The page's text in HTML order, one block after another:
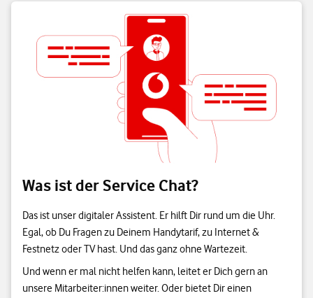
Was ist der Service Chat?
Das ist unser digitaler Assistent. Er hilft Dir rund um die Uhr.
Egal, ob Du Fragen zu Deinem Handytarif, zu Internet &
Festnetz oder TV hast. Und das ganz ohne Wartezeit.
Und wenn er mal nicht helfen kann, leitet er Dich gern an
unsere Mitarbeiter:innen weiter. Oder bietet Dir einen